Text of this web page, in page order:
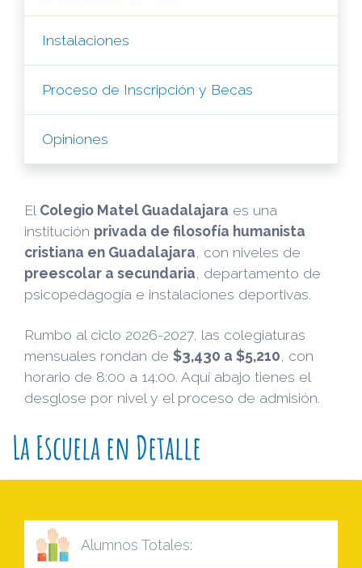
Instalaciones
Proceso de Inscripción y Becas
Opiniones
El Colegio Matel Guadalajara es una
institución privada de filosofía humanista
cristiana en Guadalajara , con niveles de
preescolar a secundaria , departamento de
psicopedagogía e instalaciones deportivas.
Rumbo al ciclo 2026-2027, las colegiaturas
mensuales rondan de $3,430 a $5,210 , con
horario de 8:00 a 14:00. Aquí abajo tienes el
desglose por nivel y el proceso de admisión.
La Escuela en Detalle
Alumnos Totales: